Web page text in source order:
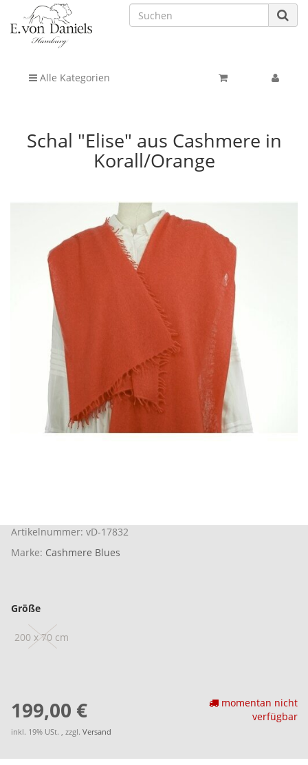
Alle Kategorien
Schal "Elise" aus Cashmere in
Korall/Orange
Artikelnummer: vD-17832
Marke: Cashmere Blues
Größe
200 x 70 cm
199,00 €
inkl. 19% USt. , zzgl. Versand
momentan nicht
verfügbar